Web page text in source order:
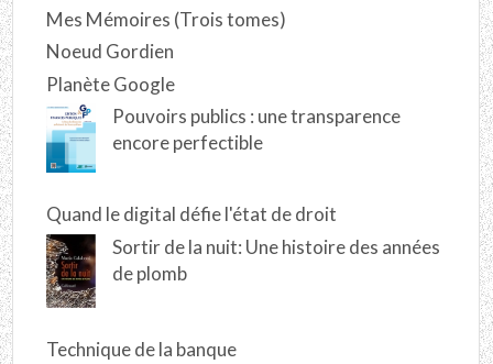
Mes Mémoires (Trois tomes)
Noeud Gordien
Planète Google
Pouvoirs publics : une transparence
encore perfectible
Quand le digital défie l'état de droit
Sortir de la nuit: Une histoire des années
de plomb
Technique de la banque